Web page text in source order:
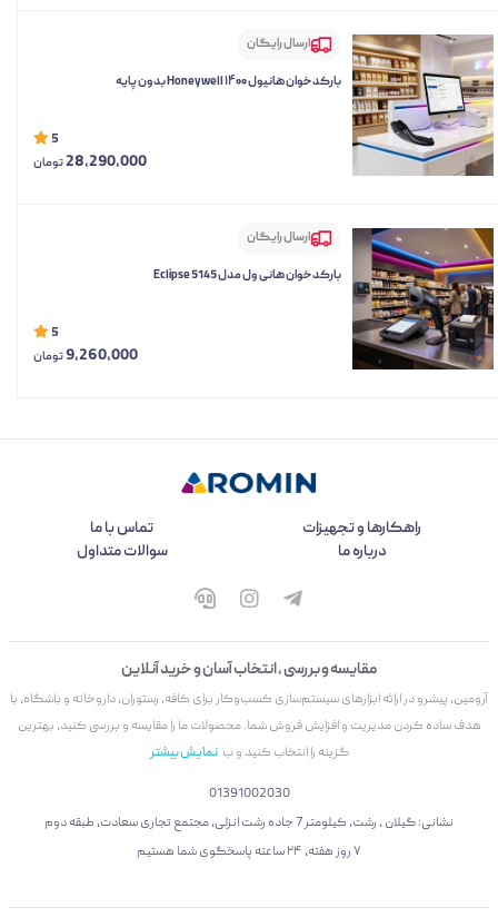
ارسال رایگان
بارکدخوان هانیول Honeywell ۱۴۰۰ بدون پایه
5
28,290,000تومان
ارسال رایگان
بارکدخوان هانی ول مدل Eclipse 5145
5
9,260,000تومان
راهکارها و تجهیزات
تماس با ما
درباره ما
سوالات متداول
مقایسه و بررسی ، انتخاب آسان و خرید آنلاین
آرومین، پیشرو در ارائه ابزارهای سیستم‌سازی کسب‌وکار برای کافه، رستوران، داروخانه و باشگاه، با
هدف ساده کردن مدیریت و افزایش فروش شما. محصولات ما را مقایسه و بررسی کنید، بهترین
گزینه را انتخاب کنید و ب نمایش بیشتر
01391002030
نشانی: گیلان ، رشت، کیلومتر 7 جاده رشت انزلی، مجتمع تجاری سعادت، طبقه دوم
۷ روز هفته، ۲۴ ساعته پاسخگوی شما هستیم